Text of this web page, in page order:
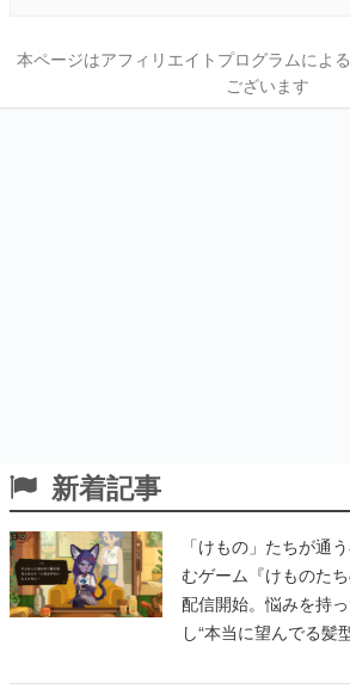
本ページはアフィリエイトプログラムによ
ございます
新着記事
「けもの」たちが通
むゲーム『けものた
配信開始。悩みを持
し“本当に望んでる髪